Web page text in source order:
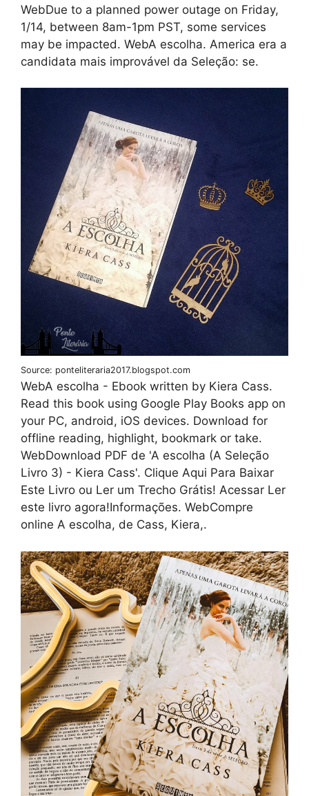
WebDue to a planned power outage on Friday,
1/14, between 8am-1pm PST, some services
may be impacted. WebA escolha. America era a
candidata mais improvável da Seleção: se.
Source: ponteliteraria2017.blogspot.com
WebA escolha - Ebook written by Kiera Cass.
Read this book using Google Play Books app on
your PC, android, iOS devices. Download for
offline reading, highlight, bookmark or take.
WebDownload PDF de ' A escolha (A Seleção
Livro 3) - Kiera Cass'. Clique Aqui Para Baixar
Este Livro ou Ler um Trecho Grátis! Acessar Ler
este livro agora!Informações. WebCompre
online A escolha, de Cass, Kiera,.